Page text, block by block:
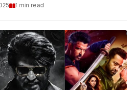
1 min read